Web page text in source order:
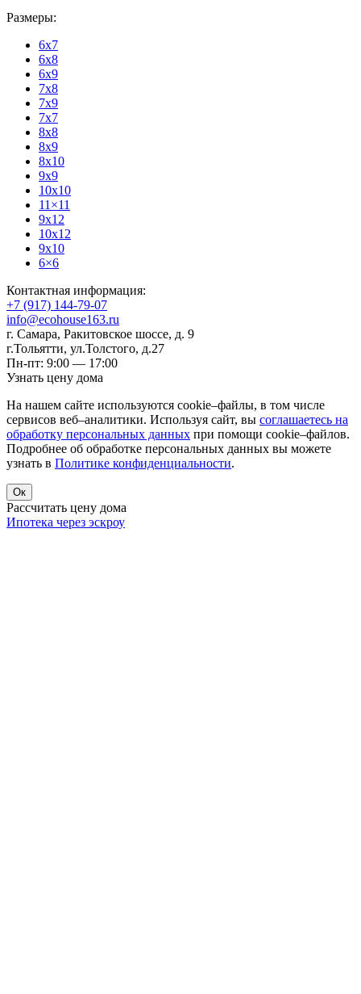
Размеры:
6x7
6x8
6x9
7x8
7x9
7x7
8x8
8x9
8x10
9x9
10x10
11×11
9x12
10x12
9x10
6×6
Контактная информация:
+7 (917) 144-79-07
info@ecohouse163.ru
г. Самара, Ракитовское шоссе, д. 9
г.Тольятти, ул.Толстого, д.27
Пн-пт: 9:00 — 17:00
Узнать цену дома
На нашем сайте используются cookie–файлы, в том числе
сервисов веб–аналитики. Используя сайт, вы соглашаетесь на
обработку персональных данных при помощи cookie–файлов.
Подробнее об обработке персональных данных вы можете
узнать в Политике конфиденциальности.
Ок
Рассчитать цену дома
Ипотека через эскроу